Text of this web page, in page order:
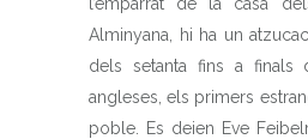
Alminyana, hi ha un
dels setanta fins a finals
angleses, els primers
poble. Es deien Eve